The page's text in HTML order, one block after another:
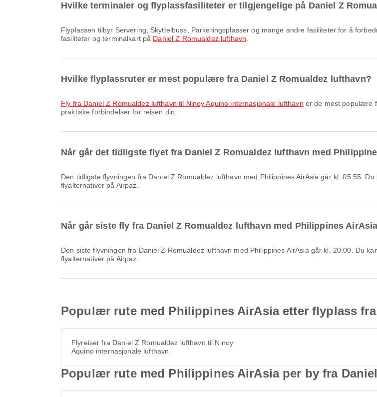
Hvilke terminaler og flyplassfasiliteter er tilgjengelige på Daniel Z
Flyplassen tilbyr Servering, Skyttelbuss, Parkeringsplasser og mange andre fasiliteter for å forbedre reiseopplevelsen din. Du kan sjekke detaljert informasjon om
fasiliteter og terminalkart på Daniel Z Romualdez lufthavn
Hvilke flyplassruter er mest populære fra Daniel Z Romualdez lufthavn?
fly fra Daniel Z Romualdez lufthavn til Ninoy Aquino internasjonale lufthavn er de mest populære
praktiske forbindelser for reisen din.
Når går det tidligste flyet fra Daniel Z Romualdez lufthavn med
Den tidligste flyvningen fra Daniel Z Romualdez lufthavn med Philippines AirAsia går kl. 05:55. Du kan se denne rutetabellen og sammenligne andre tilgjengelige
flyalternativer på Airpaz.
Når går siste fly fra Daniel Z Romualdez lufthavn med Philippines
Den siste flyvningen fra Daniel Z Romualdez lufthavn med Philippines AirAsia går kl. 20:00. Du kan se denne rutetabellen og sammenligne andre tilgjengelige
flyalternativer på Airpaz.
Populær rute med Philippines AirAsia etter flyplass
Flyreiser fra Daniel Z Romualdez lufthavn til Ninoy
Aquino internasjonale lufthavn
Populær rute med Philippines AirAsia per by fra